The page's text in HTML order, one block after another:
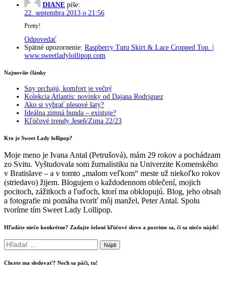
DIANE píše:
22. septembra 2013 o 21:56
Pretty!
Odpovedať
Spätné upozornenie: Raspberry Tutu Skirt & Lace Cropped Top. |
www.sweetladylollipop.com
Najnovšie články
Sny prchajú, komfort je večný
Kolekcia Atlantis: novinky od Dajana Rodriguez
Ako si vybrať plesové šaty?
Ideálna zimná bunda – existuje?
Kľúčové trendy Jeseň/Zima 22/23
Kto je Sweet Lady lollipop?
Moje meno je Ivana Antal (Petrušová), mám 29 rokov a pochádzam
zo Svitu. Vyštudovala som žurnalistiku na Univerzite Komenského
v Bratislave – a v tomto „malom veľkom“ meste už niekoľko rokov
(striedavo) žijem. Blogujem o každodennom oblečení, mojich
pocitoch, zážitkoch a ľuďoch, ktorí ma obklopujú. Blog, jeho obsah
a fotografie mi pomáha tvoriť môj manžel, Peter Antal. Spolu
tvoríme tím Sweet Lady Lollipop.
Hľadáte niečo konkrétne? Zadajte želané kľúčové slovo a pozrime sa, či sa niečo nájde!
Hľadať:
Chcete ma sledovať? Nech sa páči, tu!